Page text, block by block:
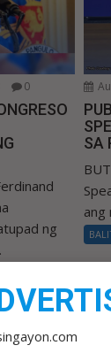
0
ng
SA
ang